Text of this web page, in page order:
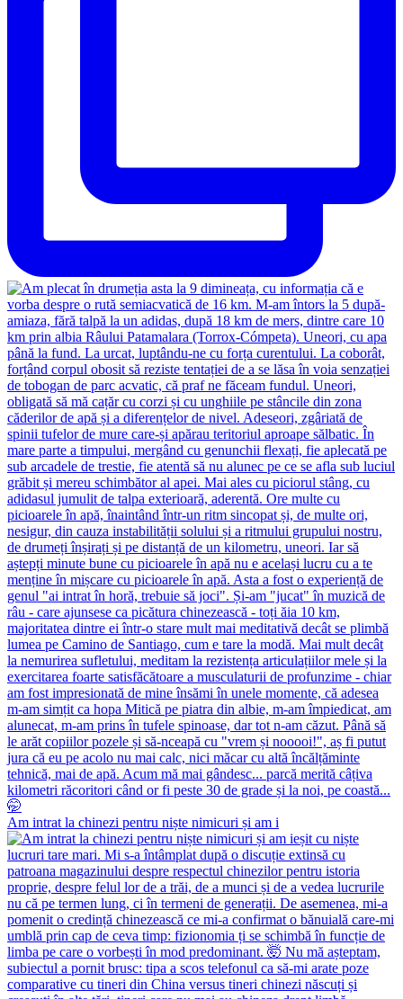
Am intrat la chinezi pentru niște nimicuri și am i